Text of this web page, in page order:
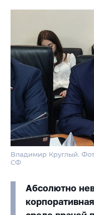
Владимир Круглый.
СФ
Абсолютно